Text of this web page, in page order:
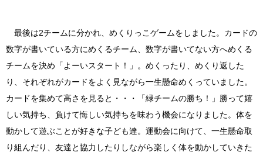
最後は2チームに分かれ、めくりっこゲームをしました。カードの
数字が書いている方にめくるチーム、数字が書いてない方へめくる
チームを決め「よーいスタート！」。めくったり、めくり返した
り、それぞれがカードをよく見ながら一生懸命めくっていました。
カードを集めて高さを見ると・・・「緑チームの勝ち！」勝って嬉
しい気持ち、負けて悔しい気持ちを味わう機会になりました。体を
動かして遊ぶことが好きな子ども達。運動会に向けて、一生懸命取
り組んだり、友達と協力したりしながら楽しく体を動かしていきた